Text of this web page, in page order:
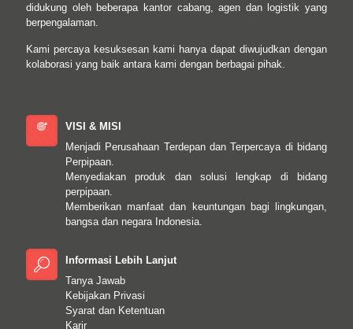
didukung oleh beberapa kantor cabang, agen dan logistik yang
berpengalaman.
Kami percaya kesuksesan kami hanya dapat diwujudkan dengan
kolaborasi yang baik antara kami dengan berbagai pihak.
VISI & MISI
Menjadi Perusahaan Terdepan dan Terpercaya di bidang
Perpipaan.
Menyediakan produk dan solusi lengkap di bidang
perpipaan.
Memberikan manfaat dan keuntungan bagi lingkungan,
bangsa dan negara Indonesia.
Informasi Lebih Lanjut
Tanya Jawab
Kebijakan Privasi
Syarat dan Ketentuan
Karir